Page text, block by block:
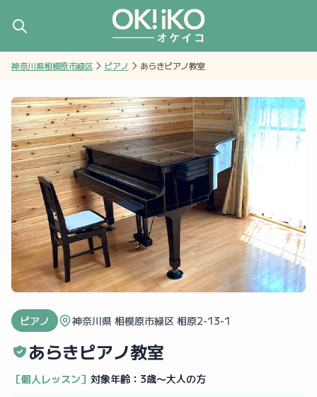
神奈川県相模原市緑区 ピアノ あらきピアノ教室
ピアノ 神奈川県 相模原市緑区 相原2-13-1
あらきピアノ教室
［個人レッスン］ 対象年齢： 3歳〜大人の方